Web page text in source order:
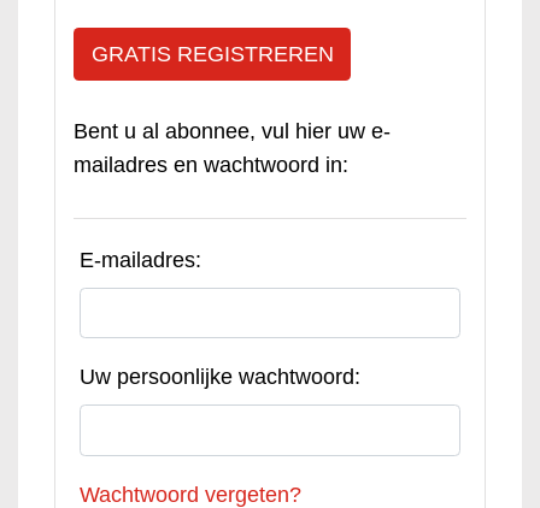
GRATIS REGISTREREN
Bent u al abonnee, vul hier uw e-
mailadres en wachtwoord in:
E-mailadres:
Uw persoonlijke wachtwoord:
Wachtwoord vergeten?